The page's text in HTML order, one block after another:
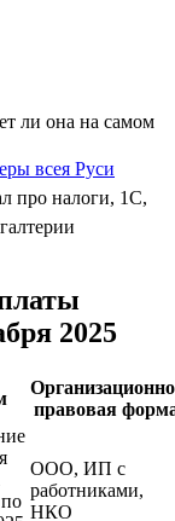
ли она на самом
всея Руси
про налоги, 1С,
2025
правовая
ООО, ИП с
работниками,
НКО